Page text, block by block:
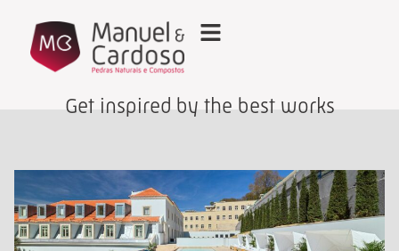
Get inspired by the best works